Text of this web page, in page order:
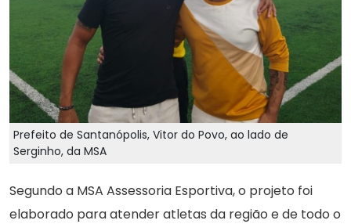
Prefeito de Santanópolis, Vitor do Povo, ao lado de
Serginho, da MSA
Segundo a MSA Assessoria Esportiva, o projeto foi
elaborado para atender atletas da região e de todo o